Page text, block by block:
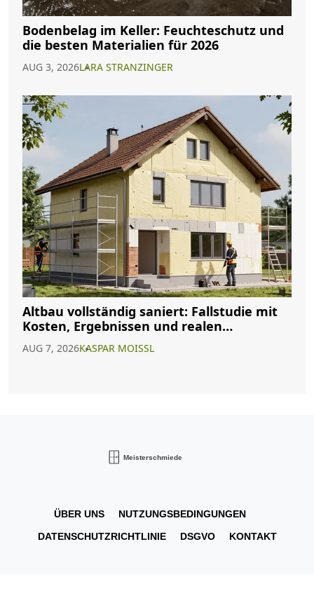
Bodenbelag im Keller: Feuchteschutz und
die besten Materialien für 2026
AUG 3, 2026LARA STRANZINGER
Altbau vollständig saniert: Fallstudie mit
Kosten, Ergebnissen und realen
AUG 7, 2026KASPAR MOISSL
ÜBER UNS
NUTZUNGSBEDINGUNGEN
DATENSCHUTZRICHTLINIE
DSGVO KONTAKT